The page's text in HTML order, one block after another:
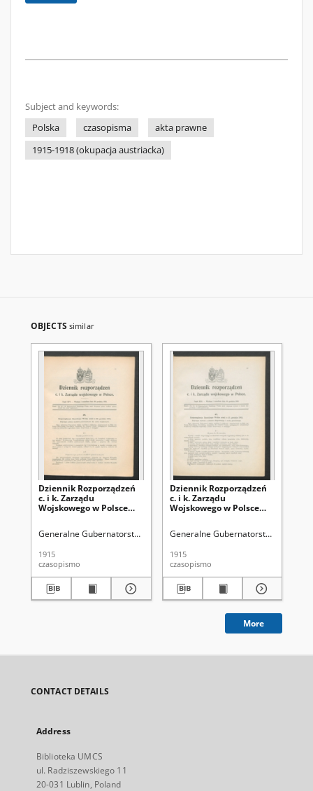
Subject and keywords:
Polska
czasopisma
akta prawne
1915-1918 (okupacja austriacka)
OBJECTS similar
Dziennik Rozporządzeń
c. i k. Zarządu
Wojskowego w Polsce
Generalne Gubernatorstwo (1915-1918 ; terytorium pod okupacją
1915
czasopismo
Dziennik Rozporządzeń
c. i k. Zarządu
Wojskowego w Polsce
Generalne Gubernatorstwo (1915-
1915
czasopismo
More
CONTACT DETAILS
Address
Biblioteka UMCS
ul. Radziszewskiego 11
20-031 Lublin, Poland